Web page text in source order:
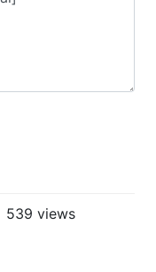
539 views